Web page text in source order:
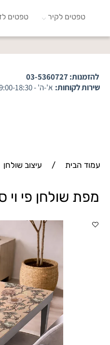
להזמנות:03-5360727
שירות לקוחות: א'-ה' - 9:00-18:30
טפטים לקיר טפטים
עמוד הבית / עיצוב שולחן
מפת שולחן פי וי